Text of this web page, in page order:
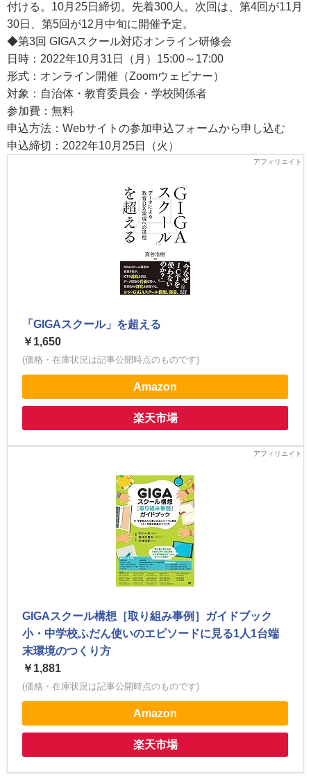
付ける。10月25日締切。先着300人。次回は、第4回が11月
30日、第5回が12月中旬に開催予定。
◆第3回 GIGAスクール対応オンライン研修会
日時：2022年10月31日（月）15:00～17:00
形式：オンライン開催（Zoomウェビナー）
対象：自治体・教育委員会・学校関係者
参加費：無料
申込方法：Webサイトの参加申込フォームから申し込む
申込締切：2022年10月25日（火）
「GIGAスクール」を超える
￥1,650
(価格・在庫状況は記事公開時点のものです)
Amazon
楽天市場
GIGAスクール構想［取り組み事例］ガイドブック
小・中学校ふだん使いのエピソードに見る1人1台端
末環境のつくり方
￥1,881
(価格・在庫状況は記事公開時点のものです)
Amazon
楽天市場